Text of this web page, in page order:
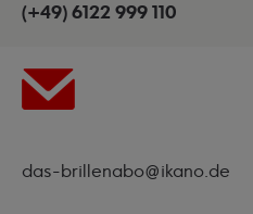
(+49) 6122 999 110
das-brillenabo@ikano.de